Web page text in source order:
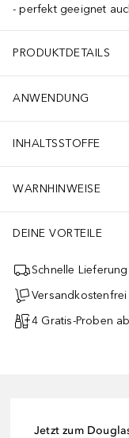
perfekt geeignet
PRODUKTDETAILS
ANWENDUNG
INHALTSSTOFFE
WARNHINWEISE
DEINE VORTEILE
Schnelle
4 Gratis-Proben ab
Jetzt zum